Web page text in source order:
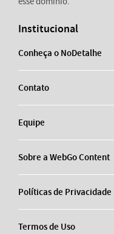
Institucional
Conheça o NoDetalhe
Contato
Equipe
Sobre a WebGo Content
Políticas de Privacidade
Termos de Uso